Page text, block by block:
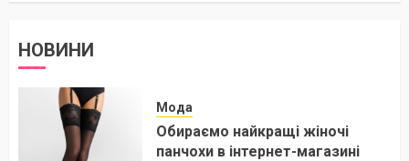
НОВИНИ
Мода
Обираємо найкращі жіночі
панчохи в інтернет-магазині